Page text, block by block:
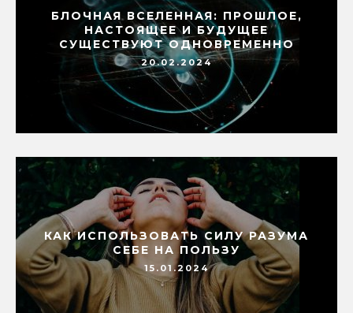
БЛОЧНАЯ ВСЕЛЕННАЯ: ПРОШЛОЕ,
НАСТОЯЩЕЕ И БУДУЩЕЕ
СУЩЕСТВУЮТ ОДНОВРЕМЕННО
20.02.2024
КАК ИСПОЛЬЗОВАТЬ СИЛУ РАЗУМА
СЕБЕ НА ПОЛЬЗУ
15.01.2024